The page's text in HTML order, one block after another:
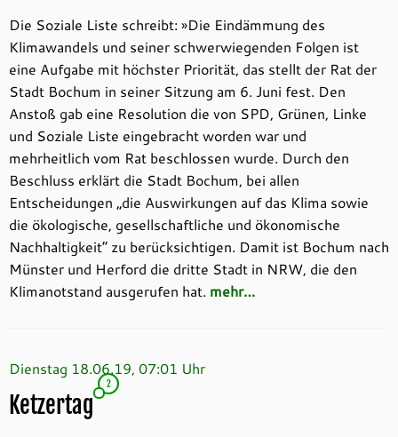
Die Soziale Liste schreibt: »Die Eindämmung des
Klimawandels und seiner schwerwiegenden Folgen ist
eine Aufgabe mit höchster Priorität, das stellt der Rat der
Stadt Bochum in seiner Sitzung am 6. Juni fest. Den
Anstoß gab eine Resolution die von SPD, Grünen, Linke
und Soziale Liste eingebracht worden war und
mehrheitlich vom Rat beschlossen wurde. Durch den
Beschluss erklärt die Stadt Bochum, bei allen
Entscheidungen „die Auswirkungen auf das Klima sowie
die ökologische, gesellschaftliche und ökonomische
Nachhaltigkeit“ zu berücksichtigen. Damit ist Bochum nach
Münster und Herford die dritte Stadt in NRW, die den
Klimanotstand ausgerufen hat. mehr…
Dienstag 18.06.19, 07:01 Uhr
Ketzertag
2